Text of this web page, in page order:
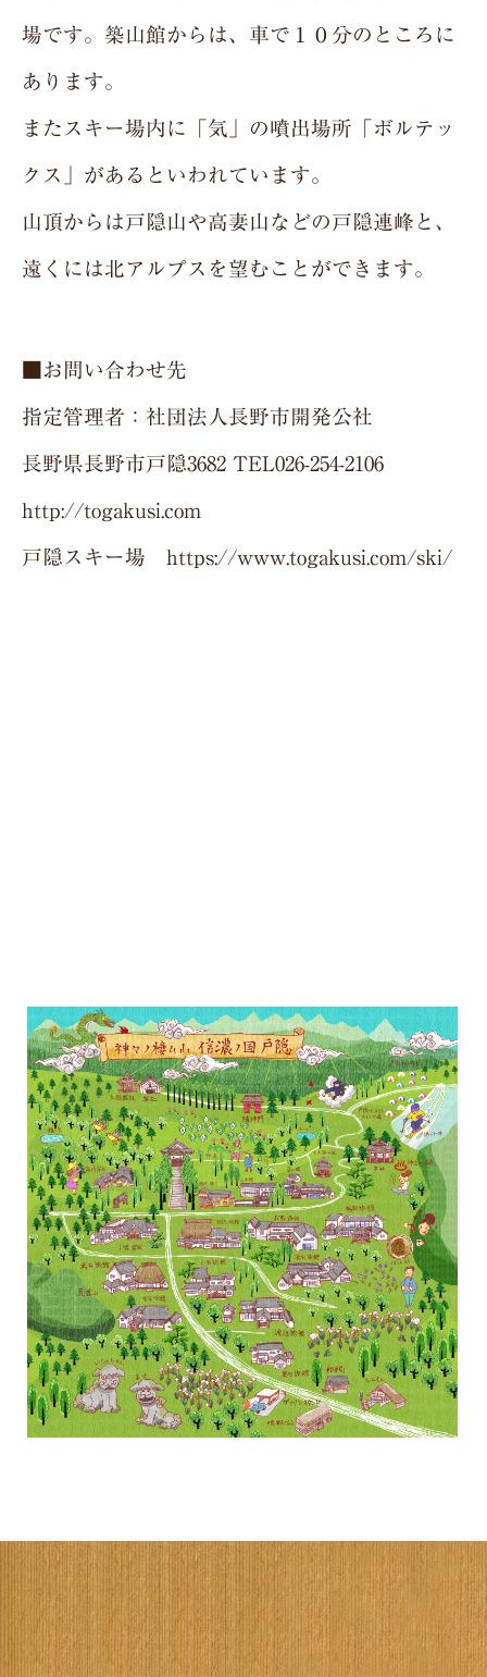
場です。築山館からは、車で１０分のところに
あります。
またスキー場内に「気」の噴出場所「ボルテッ
クス」があるといわれています。
山頂からは戸隠山や高妻山などの戸隠連峰と、
遠くには北アルプスを望むことができます。
■お問い合わせ先
指定管理者：社団法人長野市開発公社
長野県長野市戸隠3682 TEL026-254-2106
http://togakusi.com
戸隠スキー場 https://www.togakusi.com/ski/